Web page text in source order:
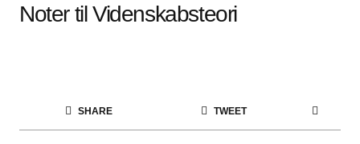
Noter til Videnskabsteori
SHARE TWEET